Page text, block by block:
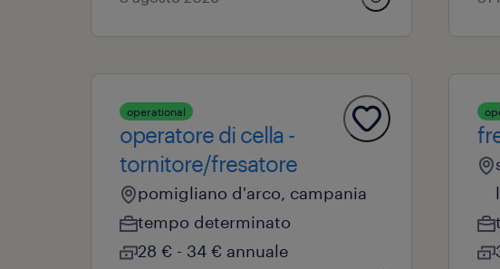
operational
operatore di cella -
tornitore/fresatore
pomigliano d'arco, campania
tempo determinato
28 € - 34 € annuale